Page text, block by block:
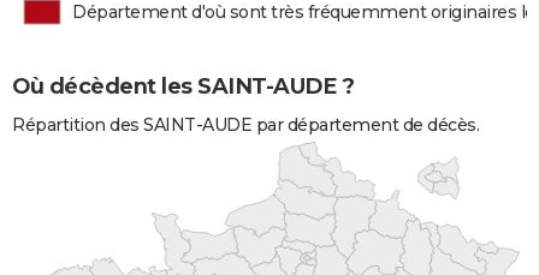
Département d'où sont très fréquemment originaires
Où décèdent les SAINT-AUDE ?
Répartition des SAINT-AUDE par département de décès.